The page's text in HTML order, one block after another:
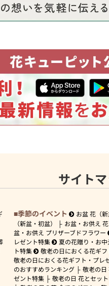
サイト
季節のイベント お盆 花（新
（新盆・初盆）
お盆・お供え
盆・お供え プリザーブドフラワー
レゼント特集
夏の花贈り・お
ト特集
敬老の日におくる花ギ
敬老の日におくる花ギフト・プレ
のおすすめランキング
敬老の日
ゼント特集
敬老の日 花とセッ